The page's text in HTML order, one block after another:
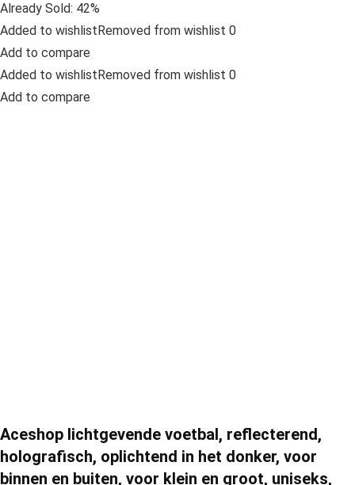
Already Sold: 42%
Added to wishlistRemoved from wishlist 0
Add to compare
Added to wishlistRemoved from wishlist 0
Add to compare
Aceshop lichtgevende voetbal, reflecterend,
holografisch, oplichtend in het donker, voor
binnen en buiten, voor klein en groot, uniseks,